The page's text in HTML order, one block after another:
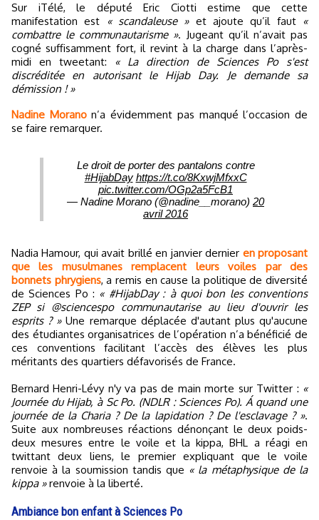
Sur iTélé, le député Eric Ciotti estime que cette
manifestation est
« scandaleuse »et ajoute qu’il faut «
combattre le communautarisme ». Jugeant qu’il n’avait pas
cogné suffisamment fort, il revint à la charge dans l’après-
midi en tweetant:
« La direction de Sciences Po s'est
discréditée en autorisant le Hijab Day. Je demande sa
démission ! »
Nadine Moranon’a évidemment pas manqué l’occasion de
se faire remarquer.
Le droit de porter des pantalons contre
#HijabDay https://t.co/8KxwjMfxxC
pic.twitter.com/OGp2a5FcB1
— Nadine Morano (@nadine__morano) 20
avril 2016
Nadia Hamour, qui avait brillé en janvier dernier en proposant
que les musulmanes remplacent leurs voiles par des
bonnets phrygiens, a remis en cause la politique de diversité
de Sciences Po : « #HijabDay : à quoi bon les conventions
ZEP si @sciencespo communautarise au lieu d'ouvrir les
esprits ? »Une remarque déplacée d'autant plus qu'aucune
des étudiantes organisatrices de l’opération n’a bénéficié de
ces conventions facilitant l’accès des élèves les plus
méritants des quartiers défavorisés de France.
Bernard Henri-Lévy n'y va pas de main morte sur Twitter : «
Journée du Hijab, à Sc Po. (NDLR : Sciences Po). Á quand une
journée de la Charia ? De la lapidation ? De l'esclavage ? ».
Suite aux nombreuses réactions dénonçant le deux poids-
deux mesures entre le voile et la kippa, BHL a réagi en
twittant deux liens, le premier expliquant que le voile
renvoie à la soumission tandis que « la métaphysique de la
kippa »renvoie à la liberté.
Ambiance bon enfant à Sciences Po